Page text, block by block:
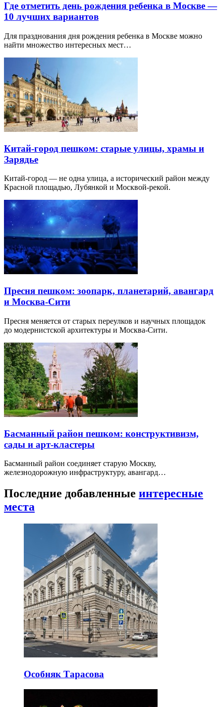
Где отметить день рождения ребенка в Москве —
10 лучших вариантов
Для празднования дня рождения ребенка в Москве можно
найти множество интересных мест…
Китай-город пешком: старые улицы, храмы и
Зарядье
Китай-город — не одна улица, а исторический район между
Красной площадью, Лубянкой и Москвой-рекой.
Пресня пешком: зоопарк, планетарий, авангард
и Москва-Сити
Пресня меняется от старых переулков и научных площадок
до модернистской архитектуры и Москва-Сити.
Басманный район пешком: конструктивизм,
сады и арт-кластеры
Басманный район соединяет старую Москву,
железнодорожную инфраструктуру, авангард…
Последние добавленные интересные
места
Особняк Тарасова